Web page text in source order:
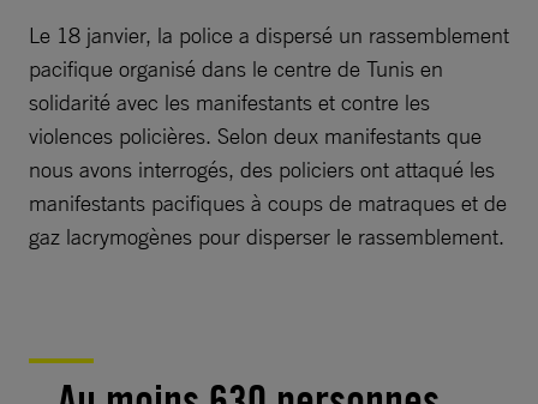
Le 18 janvier, la police a dispersé un rassemblement
pacifique organisé dans le centre de Tunis en
solidarité avec les manifestants et contre les
violences policières. Selon deux manifestants que
nous avons interrogés, des policiers ont attaqué les
manifestants pacifiques à coups de matraques et de
gaz lacrymogènes pour disperser le rassemblement.